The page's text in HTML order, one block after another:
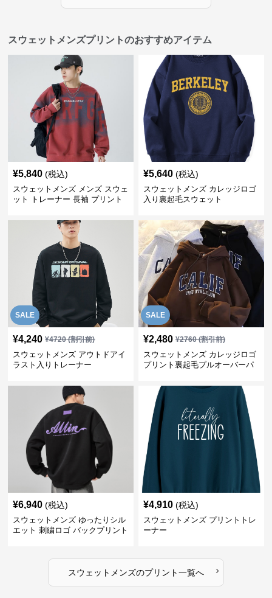
スウェットメンズプリントのおすすめアイテム
¥5,840 (税込)
スウェットメンズ メンズ スウェ
ット トレーナー 長袖 プリント
¥5,640 (税込)
スウェットメンズ カレッジロゴ
入り裏起毛スウェット
SALE
¥4,240 ¥4720(割引前)
スウェットメンズ アウトドアイ
ラスト入りトレーナー
SALE
¥2,480 ¥2760(割引前)
スウェットメンズ カレッジロゴ
プリント裏起毛プルオーバーパ
¥6,940 (税込)
スウェットメンズ ゆったりシル
エット 刺繍ロゴ バックプリント
¥4,910 (税込)
スウェットメンズ プリントトレ
ーナー
スウェットメンズのプリント一覧へ ›